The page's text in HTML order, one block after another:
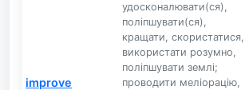
improve
удосконалювати(ся),
поліпшувати(ся),
кращати, скористатися,
використати розумно,
поліпшувати землі;
проводити меліорацію,